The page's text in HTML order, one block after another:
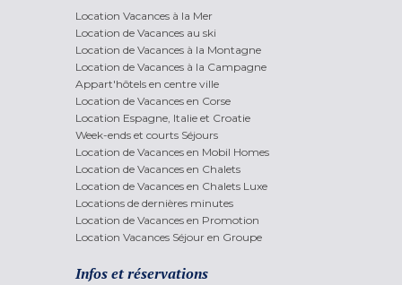
Location Vacances à la Mer
Location de Vacances au ski
Location de Vacances à la Montagne
Location de Vacances à la Campagne
Appart'hôtels en centre ville
Location de Vacances en Corse
Location Espagne, Italie et Croatie
Week-ends et courts Séjours
Location de Vacances en Mobil Homes
Location de Vacances en Chalets
Location de Vacances en Chalets Luxe
Locations de dernières minutes
Location de Vacances en Promotion
Location Vacances Séjour en Groupe
Infos et réservations